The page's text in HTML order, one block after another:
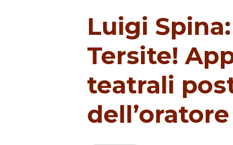
Luigi
Tersite!
teatrali